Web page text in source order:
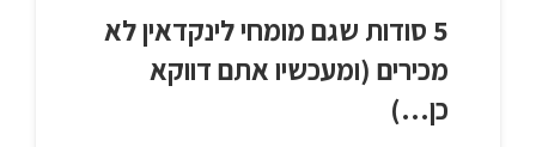
5 סודות שגם מומחי לינקדאין לא
מכירים (ומעכשיו אתם דווקא
כן…)